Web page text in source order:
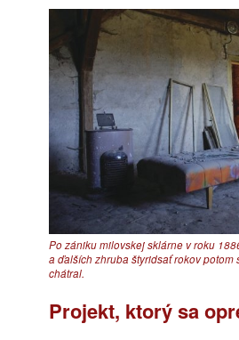
Po zániku milovskej sklárne v roku
a ďalších zhruba štyridsať rokov potom
chátral.
Projekt, ktorý sa